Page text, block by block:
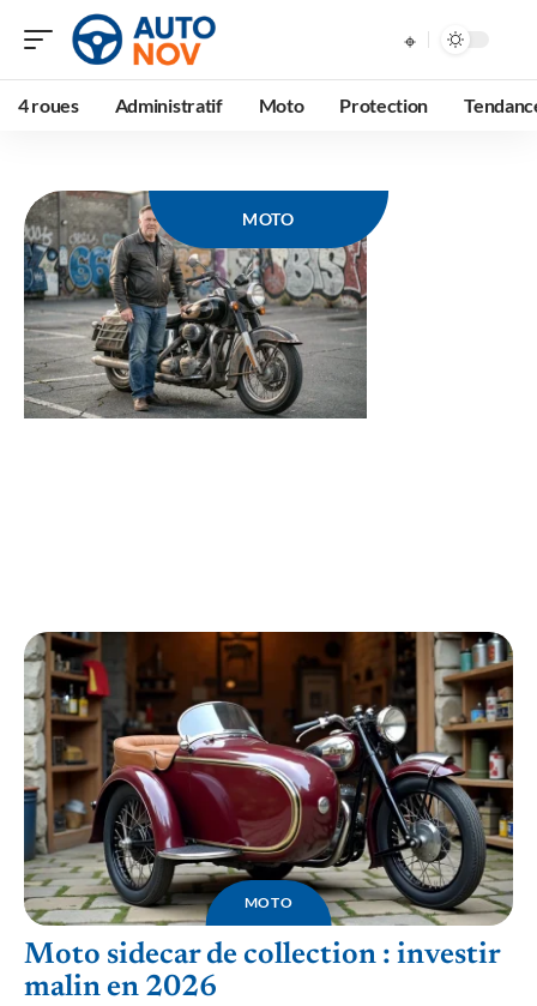
4 roues Administratif Moto Protection
MOTO
MOTO
Moto sidecar de collection : investir
malin en 2026